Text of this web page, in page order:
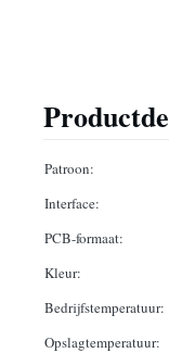
Patroon:
Interface:
PCB-formaat:
Kleur:
Bedrijfstemperatuur:
Opslagtemperatuur: